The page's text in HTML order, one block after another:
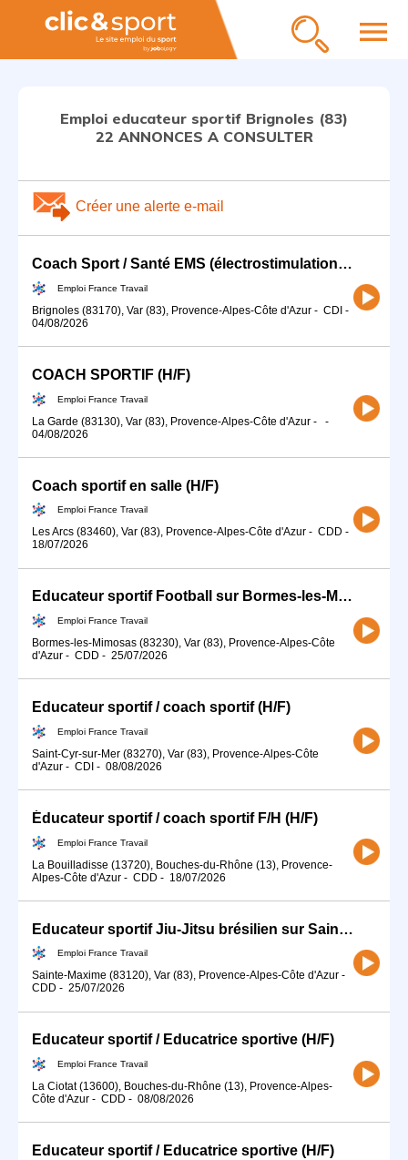
menu
Emploi educateur sportif Brignoles (83)
22 ANNONCES A CONSULTER
Créer une alerte e-mail
Coach Sport / Santé EMS (électrostimulation) (H/F)
Emploi France Travail
Brignoles (83170), Var (83), Provence-Alpes-Côte d'Azur - CDI -
04/08/2026
COACH SPORTIF (H/F)
Emploi France Travail
La Garde (83130), Var (83), Provence-Alpes-Côte d'Azur -
-
04/08/2026
Coach sportif en salle (H/F)
Emploi France Travail
Les Arcs (83460), Var (83), Provence-Alpes-Côte d'Azur - CDD -
18/07/2026
Educateur sportif Football sur Bormes-les-Mimosas (83) (H/F)
Emploi France Travail
Bormes-les-Mimosas (83230), Var (83), Provence-Alpes-Côte
d'Azur - CDD - 25/07/2026
Educateur sportif / coach sportif (H/F)
Emploi France Travail
Saint-Cyr-sur-Mer (83270), Var (83), Provence-Alpes-Côte
d'Azur - CDI - 08/08/2026
Éducateur sportif / coach sportif F/H (H/F)
Emploi France Travail
La Bouilladisse (13720), Bouches-du-Rhône (13), Provence-
Alpes-Côte d'Azur - CDD - 18/07/2026
Educateur sportif Jiu-Jitsu brésilien sur Sainte-Maxime (83) (H/F)
Emploi France Travail
Sainte-Maxime (83120), Var (83), Provence-Alpes-Côte d'Azur -
CDD - 25/07/2026
Educateur sportif / Educatrice sportive (H/F)
Emploi France Travail
La Ciotat (13600), Bouches-du-Rhône (13), Provence-Alpes-
Côte d'Azur - CDD - 08/08/2026
Educateur sportif / Educatrice sportive (H/F)